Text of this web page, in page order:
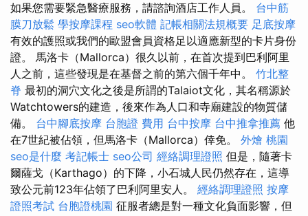
如果您需要緊急醫療服務，請諮詢酒店工作人員。 台中筋
膜刀放鬆 學按摩課程 seo軟體 記帳相關法規概要 足底按摩
有效的護照或我們的歐盟會員資格足以適應新型的卡片身份
證。 馬洛卡（Mallorca）很久以前，在首次提到巴利阿里
人之前，這些發現是在基督之前的第六個千年中。 竹北整
脊 最初的洞穴文化之後是所謂的Talaiot文化，其名稱源於
Watchtowers的建造，後來作為人口和寺廟建設的物質儲
備。 台中腳底按摩 台胞證 費用 台中按摩 台中推拿推薦 他
在7世紀被佔領，但馬洛卡（Mallorca）倖免。 外燴 桃園
seo是什麼 考記帳士 seo公司 經絡調理證照 但是，隨著卡
爾薩戈（​​Karthago）的下降，小石城人民仍然存在，這導
致公元前123年佔領了巴利阿里安人。 經絡調理證照 按摩
證照考試 台胞證桃園 征服者總是對一種文化負面影響，但